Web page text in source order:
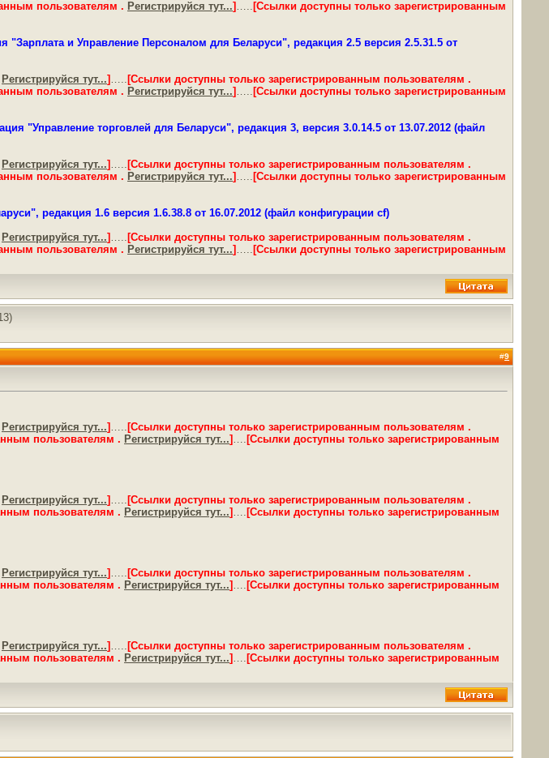
пользователям . Регистрируйся тут...] ….. [Ссылки доступны только зарегистрированным
и Управление Персоналом для Беларуси", редакция 2.5 версия 2.5.31.5 от
Регистрируйся тут...] ….. [Ссылки доступны только зарегистрированным пользователям .
пользователям . Регистрируйся тут...] ….. [Ссылки доступны только зарегистрированным
"Управление торговлей для Беларуси", редакция 3, версия 3.0.14.5 от 13.07.2012 (файл
Регистрируйся тут...] ….. [Ссылки доступны только зарегистрированным пользователям .
пользователям . Регистрируйся тут...] ….. [Ссылки доступны только зарегистрированным
редакция 1.6 версия 1.6.38.8 от 16.07.2012 (файл конфигурации cf)
Регистрируйся тут...] ….. [Ссылки доступны только зарегистрированным пользователям .
пользователям . Регистрируйся тут...] ….. [Ссылки доступны только зарегистрированным
#9
Регистрируйся тут...] ….. [Ссылки доступны только зарегистрированным пользователям .
пользователям . Регистрируйся тут...] …. [Ссылки доступны только зарегистрированным
Регистрируйся тут...] ….. [Ссылки доступны только зарегистрированным пользователям .
пользователям . Регистрируйся тут...] …. [Ссылки доступны только зарегистрированным
Регистрируйся тут...] ….. [Ссылки доступны только зарегистрированным пользователям .
пользователям . Регистрируйся тут...] …. [Ссылки доступны только зарегистрированным
Регистрируйся тут...] ….. [Ссылки доступны только зарегистрированным пользователям .
пользователям . Регистрируйся тут...] …. [Ссылки доступны только зарегистрированным